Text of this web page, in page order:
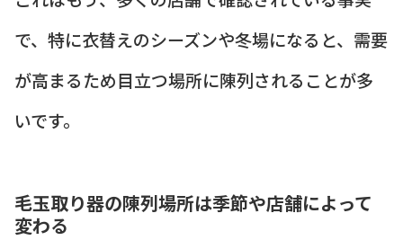
で、特に衣替えのシーズンや冬場になると、需要
が高まるため目立つ場所に陳列されることが多
いです。
毛玉取り器の陳列場所は季節や店舗によって
変わる